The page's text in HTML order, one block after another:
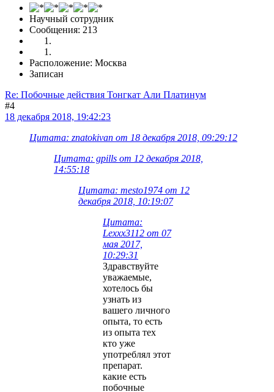
Научный сотрудник
Сообщения: 213
Расположение: Москва
Записан
Re: Побочные действия Тонгкат Али Платинум
#4
18 декабря 2018, 19:42:23
Цитата: znatokivan от 18 декабря 2018, 09:29:12
Цитата: gpills от 12 декабря 2018,
14:55:18
Цитата: mesto1974 от 12
декабря 2018, 10:19:07
Цитата:
Lexxx3112 от 07
мая 2017,
10:29:31
Здравствуйте
уважаемые,
хотелось бы
узнать из
вашего личного
опыта, то есть
из опыта тех
кто уже
употреблял этот
препарат.
какие есть
побочные